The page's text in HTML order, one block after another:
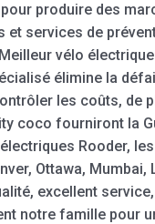
produire des
services de
vélo
élimine la
les coûts, de
coco fourniront la
Rooder,
Ottawa,
excellent
notre famille pour